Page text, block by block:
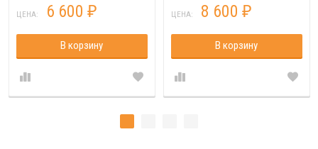
ЦЕНА: 6 600 ₽
В корзину
ЦЕНА: 8 600 ₽
В корзину